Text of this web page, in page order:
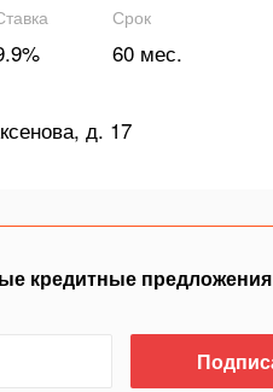
Срок
60 мес.
д. 17
кредитные предложения